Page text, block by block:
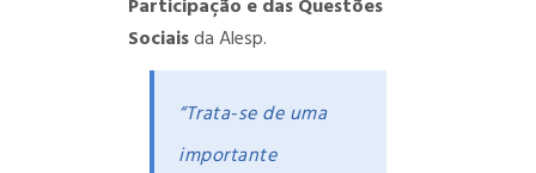
Participação e das Questões
Sociaisda Alesp.
“Trata-se de uma
importante